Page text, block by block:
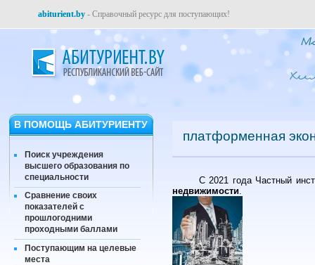
abiturient.by - Справочный ресурс для поступающих!
В ПОМОЩЬ АБИТУРИЕНТУ
Поиск учреждения
высшего образования по
специальности
Сравнение своих
показателей с
прошлогодними
проходными баллами
Поступающим на целевые
места
платформенная
С 2021 года Частный
недвижимости.